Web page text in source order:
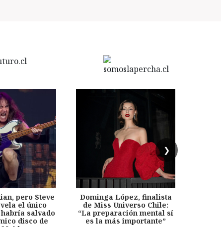
❯
pero Steve
el único
salvado
disco de
Dominga López, finalista
de Miss Universo Chile:
“La preparación mental sí
es la más importante”